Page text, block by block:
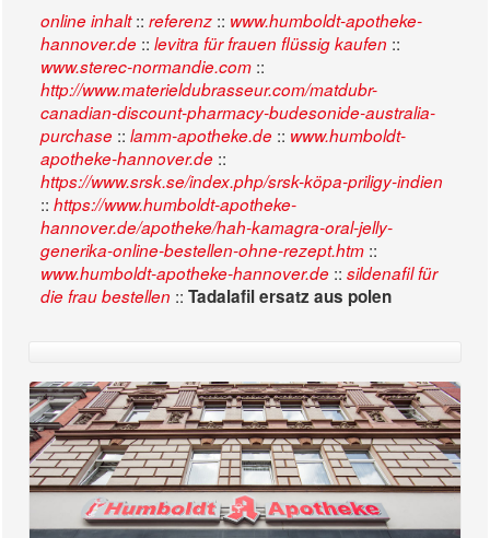
online inhalt:: referenz :: www.humboldt-apotheke-
hannover.de :: levitra für frauen flüssig kaufen ::
www.sterec-normandie.com ::
http://www.materieldubrasseur.com/matdubr-
canadian-discount-pharmacy-budesonide-australia-
purchase :: lamm-apotheke.de :: www.humboldt-
apotheke-hannover.de ::
https://www.srsk.se/index.php/srsk-köpa-priligy-indien
:: https://www.humboldt-apotheke-
hannover.de/apotheke/hah-kamagra-oral-jelly-
generika-online-bestellen-ohne-rezept.htm ::
www.humboldt-apotheke-hannover.de :: sildenafil für
die frau bestellen :: Tadalafil ersatz aus polen